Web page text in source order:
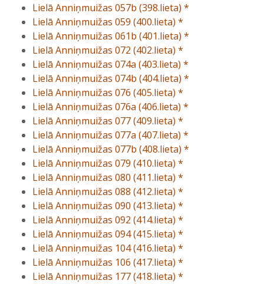
Lielā Anniņmuižas 057b (398.lieta) *
Lielā Anniņmuižas 059 (400.lieta) *
Lielā Anniņmuižas 061b (401.lieta) *
Lielā Anniņmuižas 072 (402.lieta) *
Lielā Anniņmuižas 074a (403.lieta) *
Lielā Anniņmuižas 074b (404.lieta) *
Lielā Anniņmuižas 076 (405.lieta) *
Lielā Anniņmuižas 076a (406.lieta) *
Lielā Anniņmuižas 077 (409.lieta) *
Lielā Anniņmuižas 077a (407.lieta) *
Lielā Anniņmuižas 077b (408.lieta) *
Lielā Anniņmuižas 079 (410.lieta) *
Lielā Anniņmuižas 080 (411.lieta) *
Lielā Anniņmuižas 088 (412.lieta) *
Lielā Anniņmuižas 090 (413.lieta) *
Lielā Anniņmuižas 092 (414.lieta) *
Lielā Anniņmuižas 094 (415.lieta) *
Lielā Anniņmuižas 104 (416.lieta) *
Lielā Anniņmuižas 106 (417.lieta) *
Lielā Anniņmuižas 177 (418.lieta) *